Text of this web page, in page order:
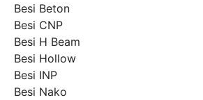
Besi Beton
Besi CNP
Besi H Beam
Besi Hollow
Besi INP
Besi Nako